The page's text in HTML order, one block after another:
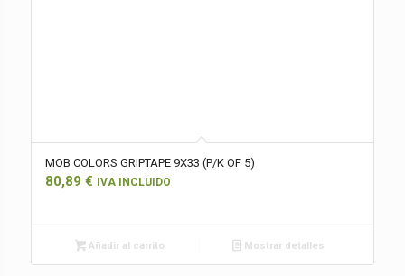
MOB COLORS GRIPTAPE 9X33 (P/K OF 5)
80,89 € IVA INCLUIDO
Añadir al carrito Mostrar detalles